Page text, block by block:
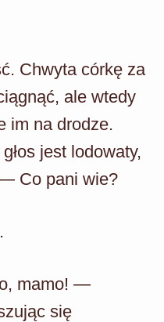
Chwyta córkę za
ale wtedy
im na drodze.
jest lodowaty,
— Co pani wie?
mamo! —
się